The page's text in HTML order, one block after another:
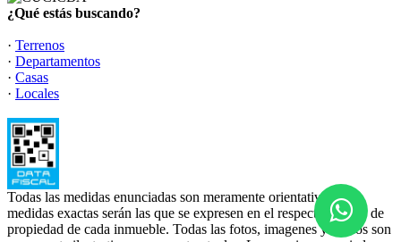
¿Qué estás buscando?
· Terrenos
· Departamentos
· Casas
· Locales
Todas las medidas enunciadas son meramente orientativas, las
medidas exactas serán las que se expresen en el respectivo título de
propiedad de cada inmueble. Todas las fotos, imagenes y videos son